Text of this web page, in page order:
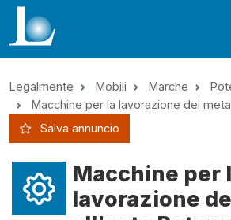
Legalmente Mobili Marche
Macchine per la lavorazione dei
Salva annuncio
Macchine per
lavorazione